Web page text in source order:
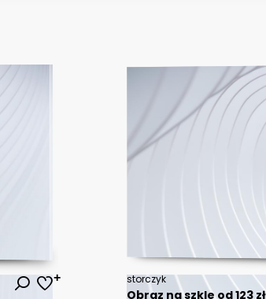
storczyk
Obraz na szkle od 123 zł